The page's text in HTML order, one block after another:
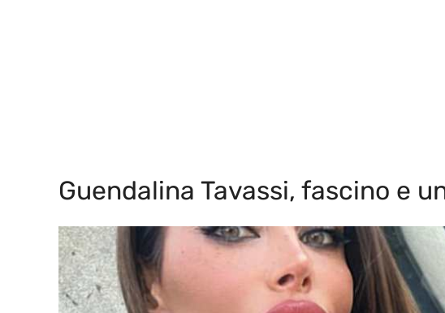
Guendalina Tavassi, fascino e